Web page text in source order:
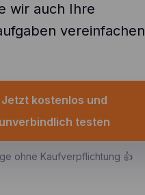
wir auch Ihre
vereinfachen
Jetzt kostenlos und
unverbindlich testen
ohne Kaufverpflichtung 👍